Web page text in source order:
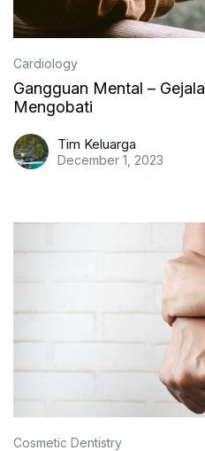
Cardiology
Gangguan Mental –
Mengobati
Tim Keluarga
December 1, 2023
Cosmetic Dentistry